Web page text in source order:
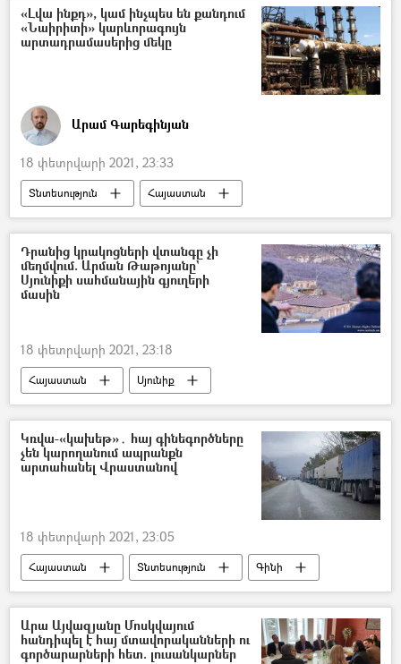
Հենրիխ Մխիթարյան
«Լվա ինքդ», կամ ինչպես են քանդում
«Նաիրիտի» կարևորագույն
արտադրամասերից մեկը
Արամ Գարեգինյան
18 փետրվարի 2021, 23:33
Տնտեսություն
Հայաստան
հասարակություն
Նաիրիտ
գործարան
տեսանյութ
Դրանից կրակոցների վտանգը չի
մեղմվում. Արման Թաթոյանը`
Սյունիքի սահմանային գյուղերի
մասին
18 փետրվարի 2021, 23:18
Հայաստան
Սյունիք
Արման Թաթոյան
Կռվա-«կախեթ»․ հայ գինեգործները
չեն կարողանում ապրանքն
արտահանել Վրաստանով
18 փետրվարի 2021, 23:05
Հայաստան Տնտեսություն
Գինի
Վրաստանի Հանրապետություն
արտահանում
Արա Այվազյանը Մոսկվայում
հանդիպել է հայ մտավորականների ու
գործարարների հետ. լուսանկարներ